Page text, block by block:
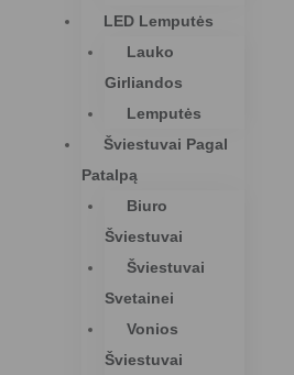
LED Lemputės
Lauko
Girliandos
Lemputės
Šviestuvai Pagal
Patalpą
Biuro
Šviestuvai
Šviestuvai
Svetainei
Vonios
Šviestuvai